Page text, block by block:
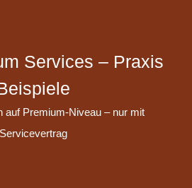
Services – Praxis
auf Premium-Niveau – nur mit
Servicevertrag